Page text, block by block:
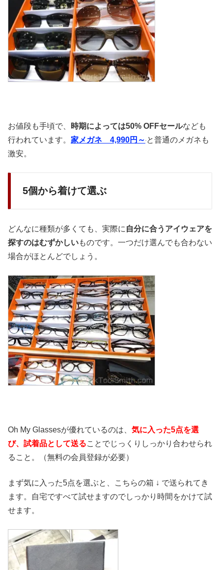
お値段も手頃で、 時期によっては50% OFFセールなども
行われています。 家メガネ 4,990円～ と普通のメガネも
激安。
5個から着けて選ぶ
どんなに種類が多くても、実際に 自分に合うアイウェアを
探すのはむずかしいものです。一つだけ選んでも合わない
場合がほとんどでしょう。
Oh My Glassesが優れているのは、 気に入った5点を選
び、試着品として送ることでじっくりしっかり合わせられ
ること。（無料の会員登録が必要）
まず気に入った5点を選ぶと、こちらの箱 ↓ で送られてき
ます。自宅ですべて試せますのでしっかり時間をかけて試
せます。